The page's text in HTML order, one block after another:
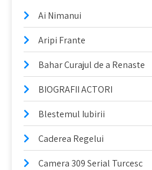
Ai Nimanui
Aripi Frante
Bahar Curajul de a Renaste
BIOGRAFII ACTORI
Blestemul Iubirii
Caderea Regelui
Camera 309 Serial Turcesc